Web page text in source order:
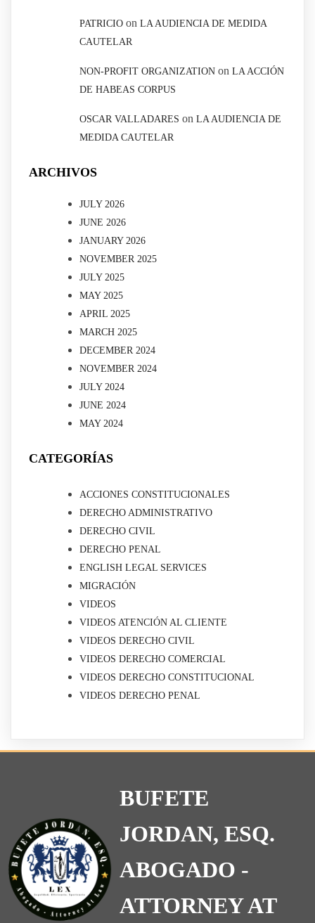
PATRICIO on LA AUDIENCIA DE MEDIDA
CAUTELAR
NON-PROFIT ORGANIZATION on LA ACCIÓN
DE HABEAS CORPUS
OSCAR VALLADARES on LA AUDIENCIA DE
MEDIDA CAUTELAR
ARCHIVOS
JULY 2026
JUNE 2026
JANUARY 2026
NOVEMBER 2025
JULY 2025
MAY 2025
APRIL 2025
MARCH 2025
DECEMBER 2024
NOVEMBER 2024
JULY 2024
JUNE 2024
MAY 2024
CATEGORÍAS
ACCIONES CONSTITUCIONALES
DERECHO ADMINISTRATIVO
DERECHO CIVIL
DERECHO PENAL
ENGLISH LEGAL SERVICES
MIGRACIÓN
VIDEOS
VIDEOS ATENCIÓN AL CLIENTE
VIDEOS DERECHO CIVIL
VIDEOS DERECHO COMERCIAL
VIDEOS DERECHO CONSTITUCIONAL
VIDEOS DERECHO PENAL
BUFETE
JORDAN, ESQ.
ABOGADO -
ATTORNEY AT